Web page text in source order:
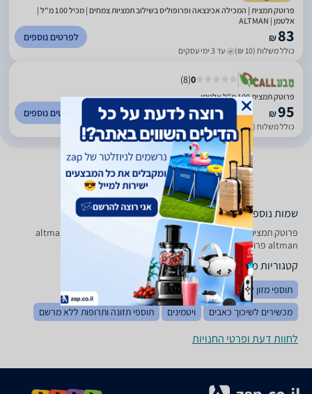
פרוטק תמצית | המכילה אכינצאה ופרופוליס בשילוב תמציות צמחים | מכיל 100 מ"ל |
אלטמן | ALTMAN
₪83
כולל משלוח (10 ₪) עד 3 ימי עסקים
לפרטים נוספים
0
(
8
)
פרוטק תמצית 100 מ"ל אלטמן
₪95
כולל משלוח (25 ₪)
לפרטים נוספים
שמות נוספים לדגם
פרוטק תמצית 100 מ"ל ‏אלטמן altman, פרוטק תמצית 100 מ"ל altman ,
altman פרוטק תמצית 100 מ"ל
קטגוריות משלימות
תוספי מזון לספורטאים מינרלים
מולטי ויטמינים
מכשירים לשיכוך כאבים
ויטמינים תוספי תזונה ותרופות ללא מרשם
לחוות דעת ופרטי החנויות